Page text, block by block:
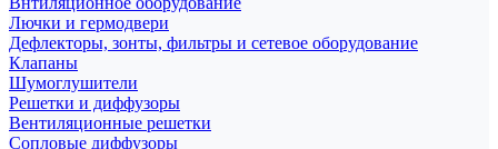
Лючки и гермодвери
Дефлекторы, зонты, фильтры и сетевое оборудование
Клапаны
Шумоглушители
Решетки и диффузоры
Вентиляционные решетки
Сопловые диффузоры